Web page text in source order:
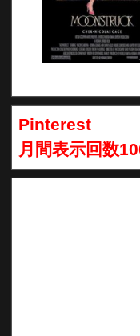
Pinterest
月間表示回数